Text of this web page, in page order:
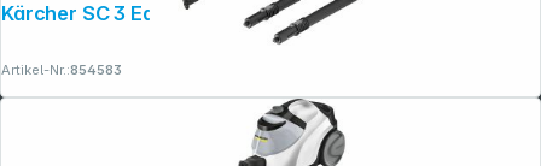
Kärcher SC 3 EasyFix
Artikel-Nr.:854583